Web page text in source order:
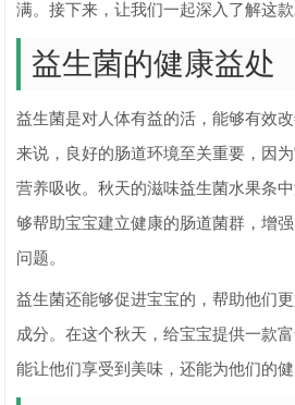
满。接下来，让我们一起深入了解这款
益生菌的健康益处
益生菌是对人体有益的活，能够有效
来说，良好的肠道环境至关重要，因
营养吸收。秋天的滋味益生菌水果条
够帮助宝宝建立健康的肠道菌群，增
问题。
益生菌还能够促进宝宝的，帮助他们
成分。在这个秋天，给宝宝提供一款
能让他们享受到美味，还能为他们的健